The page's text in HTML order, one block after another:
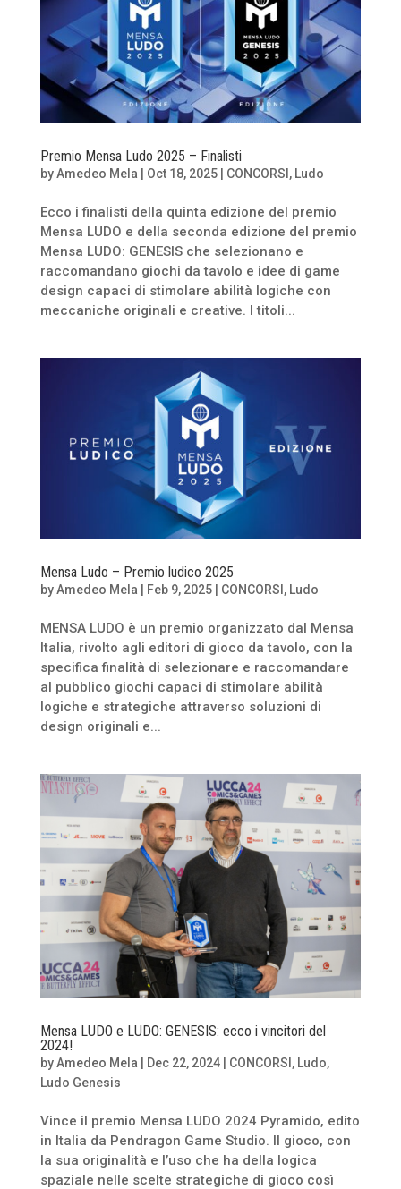
Premio Mensa Ludo 2025 – Finalisti
byAmedeo Mela Oct 18, 2025| CONCORSI , Ludo
Ecco i finalisti della quinta edizione del premio
Mensa LUDO e della seconda edizione del premio
Mensa LUDO: GENESIS che selezionano e
raccomandano giochi da tavolo e idee di game
design capaci di stimolare abilità logiche con
meccaniche originali e creative. I titoli...
Mensa Ludo – Premio ludico 2025
byAmedeo Mela | Feb 9, 2025| CONCORSI, Ludo
MENSA LUDO è un premio organizzato dal Mensa
Italia, rivolto agli editori di gioco da tavolo, con la
specifica finalità di selezionare e raccomandare
al pubblico giochi capaci di stimolare abilità
logiche e strategiche attraverso soluzioni di
design originali e...
Mensa LUDO e LUDO: GENESIS: ecco i vincitori del
2024!
byAmedeo Mela Dec 22, 2024| CONCORSI , Ludo,
Ludo Genesis
Vince il premio Mensa LUDO 2024 Pyramido, edito
in Italia da Pendragon Game Studio. Il gioco, con
la sua originalità e l’uso che ha della logica
spaziale nelle scelte strategiche di gioco così